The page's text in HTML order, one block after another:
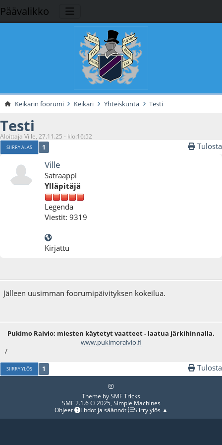
Päävalikko
Keikarin foorumi Keikari Yhteiskunta Testi
Testi
Aloittaja Ville, 27.11.25 - klo:16:52
SIIRRY ALAS 1 Tulosta
Ville
Satraappi
Ylläpitäjä
Legenda
Viestit: 9319
Kirjattu
Jälleen uusimman foorumipäivityksen kokeilua.
Pukimo Raivio: miesten käytetyt vaatteet - laatua järkihinnalla.
www.pukimoraivio.fi
/
SIIRRY YLÖS 1 Tulosta
Theme bySMF Tricks
SMF 2.1.6 © 2025, Simple Machines
Ohjeet
Ehdot ja säännöt Siirry ylös ▲